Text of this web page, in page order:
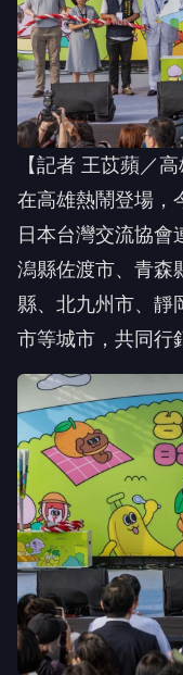
【記者 王苡蘋／
在高雄熱鬧登場，
日本台灣交流協會
潟縣佐渡市、青森
縣、北九州市、靜
市等城市，共同行